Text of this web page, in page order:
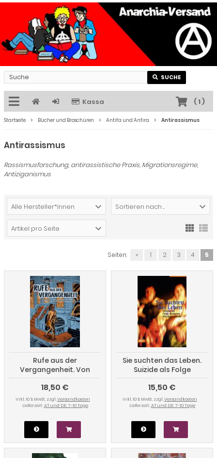
SUCHE
Kassa (1)
Startseite Bücher und Broschüren Antifa und Antira Antirassismus
Antirassismus
Rassismusforschung, antirassistische Praxis, Migrationsregime,
Antiziganismus
Alle Hersteller*innen Sortieren nach ...
Artikel pro Seite
Seiten: « 1 2 3 4 5
Rufe aus der
Vergangenheit. Von
Frauen geführte
Versklavtenaufstände
18,50 €
inkl. 10 % MwSt. zzgl.Versandkosten
Lieferzeit: AT und DE: 7-10 Tage
Sie suchten das Leben.
Suizide als Folge
deutscher
Flüchtlingspolitik
15,50 €
inkl. 10 % MwSt. zzgl.Versandkosten
Lieferzeit: AT und DE: 7-10 Tage